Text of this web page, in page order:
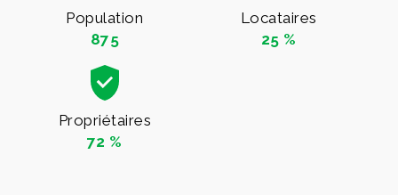
Population
875
Locataires
25 %
Propriétaires
72 %